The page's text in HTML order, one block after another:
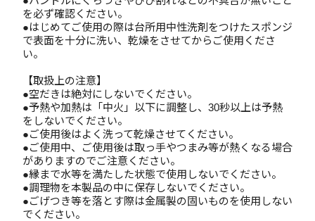
を必ず確認ください。
●はじめてご使用の際は台所用中性洗剤をつけたスポンジ
で表面を十分に洗い、乾燥をさせてからご使用くださ
い。
【取扱上の注意】
●空だきは絶対にしないでください。
●予熱や加熱は「中火」以下に調整し、30秒以上は予熱
をしないでください。
●ご使用後はよく洗って乾燥させてください。
●ご使用中、ご使用後は取っ手やつまみ等が熱くなる場合
がありますのでご注意ください。
●縁まで水等を満たした状態で使用しないでください。
●調理物を本製品の中に保存しないでください。
●ごげつき等を落とす際は金属製の固いものを使用しない
でください。